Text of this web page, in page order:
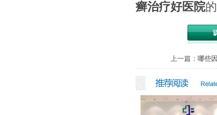
癣治疗好医院
上一篇： 哪些